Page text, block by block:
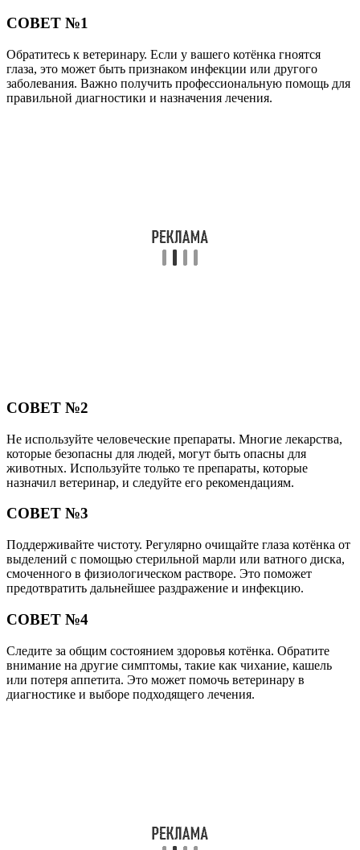
СОВЕТ №1
Обратитесь к ветеринару. Если у вашего котёнка гноятся
глаза, это может быть признаком инфекции или другого
заболевания. Важно получить профессиональную помощь для
правильной диагностики и назначения лечения.
СОВЕТ №2
Не используйте человеческие препараты. Многие лекарства,
которые безопасны для людей, могут быть опасны для
животных. Используйте только те препараты, которые
назначил ветеринар, и следуйте его рекомендациям.
СОВЕТ №3
Поддерживайте чистоту. Регулярно очищайте глаза котёнка от
выделений с помощью стерильной марли или ватного диска,
смоченного в физиологическом растворе. Это поможет
предотвратить дальнейшее раздражение и инфекцию.
СОВЕТ №4
Следите за общим состоянием здоровья котёнка. Обратите
внимание на другие симптомы, такие как чихание, кашель
или потеря аппетита. Это может помочь ветеринару в
диагностике и выборе подходящего лечения.